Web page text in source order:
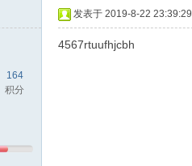
164
积分
发表于 2019-8-22 23:39:29
4567rtuufhjcbh